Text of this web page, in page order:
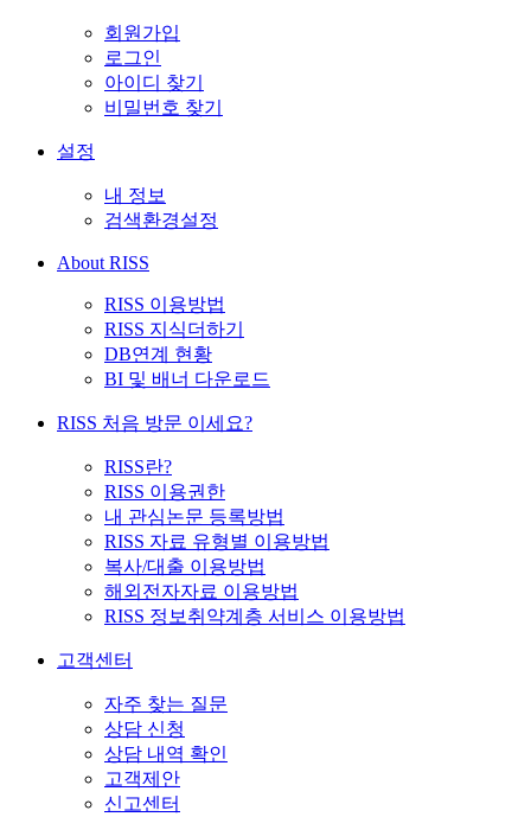
회원가입
로그인
아이디 찾기
비밀번호 찾기
설정
내 정보
검색환경설정
About RISS
RISS 이용방법
RISS 지식더하기
DB연계 현황
BI 및 배너 다운로드
RISS 처음 방문 이세요?
RISS란?
RISS 이용권한
내 관심논문 등록방법
RISS 자료 유형별 이용방법
복사/대출 이용방법
해외전자자료 이용방법
RISS 정보취약계층 서비스 이용방법
고객센터
자주 찾는 질문
상담 신청
상담 내역 확인
고객제안
신고센터